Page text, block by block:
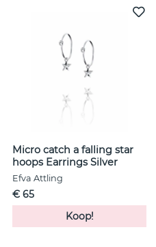
Micro catch a falling star
hoops Earrings Silver
Efva Attling
€ 65
Koop!